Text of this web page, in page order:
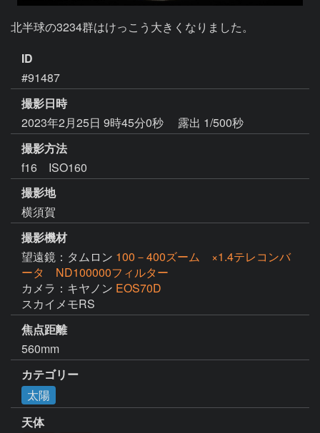
北半球の3234群はけっこう大きくなりました。
ID
#91487
撮影日時
2023年2月25日 9時45分0秒
露出 1/500秒
撮影方法
f16 ISO160
撮影地
横須賀
撮影機材
望遠鏡：タムロン 100－400ズーム ×1.4テレコンバ
ータ ND100000フィルター
カメラ：キヤノン EOS70D
スカイメモRS
焦点距離
560mm
カテゴリー
太陽
天体